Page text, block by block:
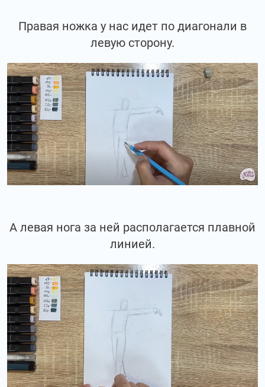
Правая ножка у нас идет по диагонали в
левую сторону.
А левая нога за ней располагается плавной
линией.